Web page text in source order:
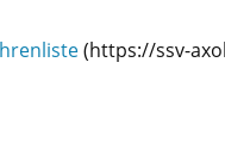
(https://ssv-